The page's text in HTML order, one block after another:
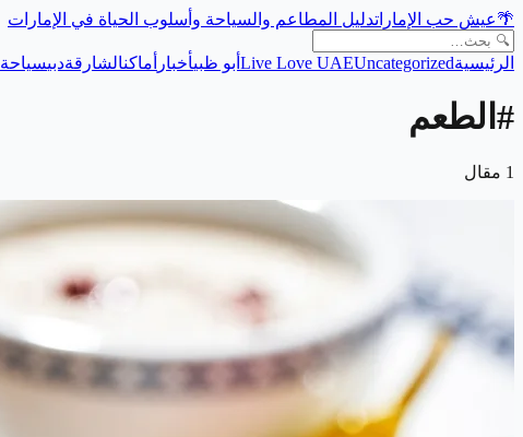
🌴عيش حب الإماراتدليل المطاعم والسياحة وأسلوب الحياة في الإمارات
الرئيسية Live Love UAEUncategorized أبو ظبيأخبار أماكنالشارقةدبيسياحة
# الطعم
1 مقال